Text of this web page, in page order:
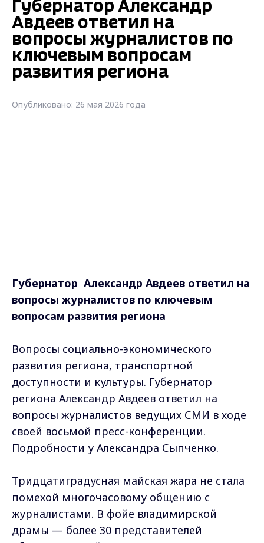
Губернатор Александр
Авдеев ответил на
вопросы журналистов по
ключевым вопросам
развития региона
Опубликовано: 26 мая 2026 года
Губернатор Александр Авдеев ответил на
вопросы журналистов по ключевым
вопросам развития региона
Вопросы социально-экономического
развития региона, транспортной
доступности и культуры. Губернатор
региона Александр Авдеев ответил на
вопросы журналистов ведущих СМИ в ходе
своей восьмой пресс-конференции.
Подробности у Александра Сыпченко.
Тридцатиградусная майская жара не стала
помехой многочасовому общению с
журналистами. В фойе владимирской
драмы — более 30 представителей